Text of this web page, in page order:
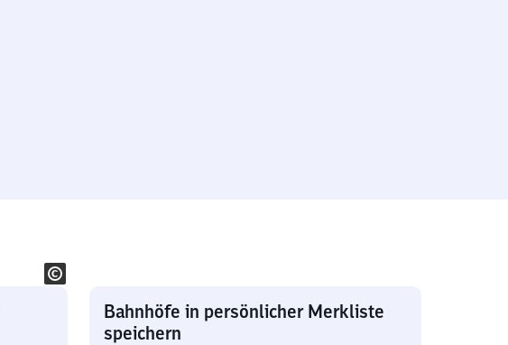
Bahnhöfe in persönlicher Merkliste
speichern